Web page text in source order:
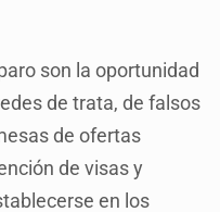
son la oportunidad
de trata, de falsos
de ofertas
de visas y
en los